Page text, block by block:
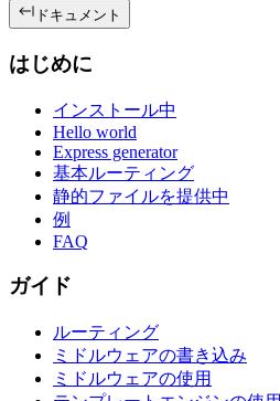
ドキュメント
はじめに
インストール中
Hello world
Express generator
基本ルーティング
静的ファイルを提供中
例
FAQ
ガイド
ルーティング
ミドルウェアの書き込み
ミドルウェアの使用